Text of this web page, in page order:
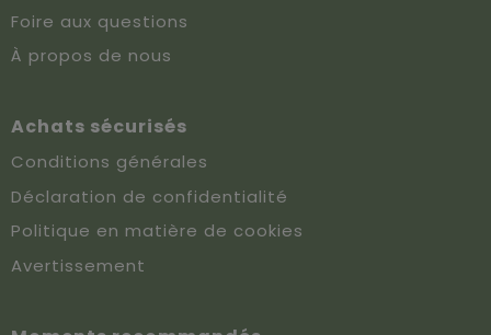
Foire aux questions
À propos de nous
Achats sécurisés
Conditions générales
Déclaration de confidentialité
Politique en matière de cookies
Avertissement